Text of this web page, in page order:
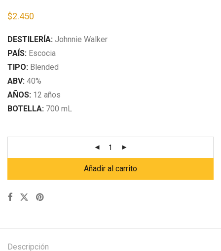
$2.450
DESTILERÍA: Johnnie Walker
PAÍS: Escocia
TIPO: Blended
ABV: 40%
AÑOS: 12 años
BOTELLA: 700 mL
Añadir al carrito
Descripción